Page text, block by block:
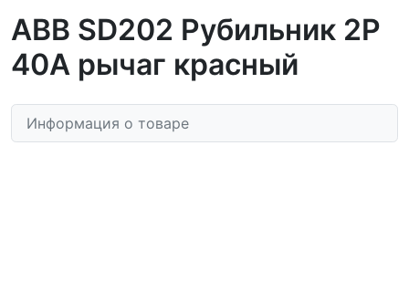
ABB SD202 Рубильник 2P
40A рычаг красный
Информация о товаре